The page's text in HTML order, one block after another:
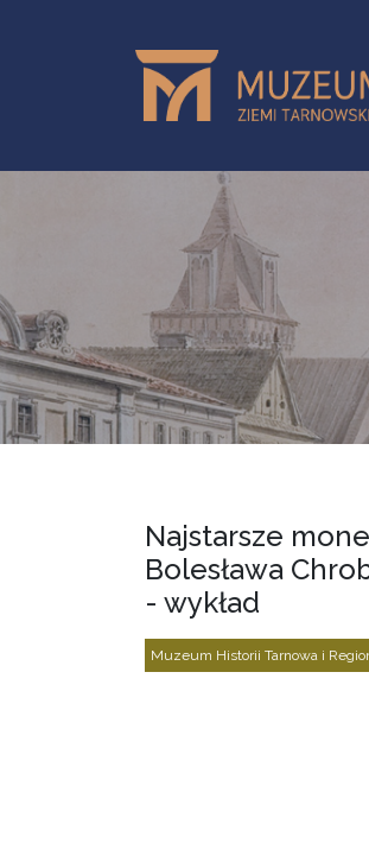
Najstarsze
Bolesława
- wykład
Muzeum Historii Tarnowa i